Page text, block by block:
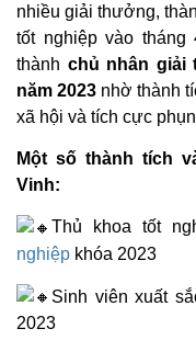
nhiều giải thưởng,
tốt nghiệp vào
thành chủ nhân giải
năm 2023 nhờ thành
xã hội và tích cực
Một số thành tích
Vinh:
Thủ khoa tốt
nghiệp khóa 2023
Sinh viên xuất
2023